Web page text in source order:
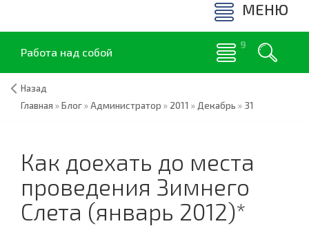
МЕНЮ
Работа над собой
Назад
Главная »Блог»Администратор » 2011 » Декабрь » 31
Как доехать до места
проведения Зимнего
Слета (январь 2012)*